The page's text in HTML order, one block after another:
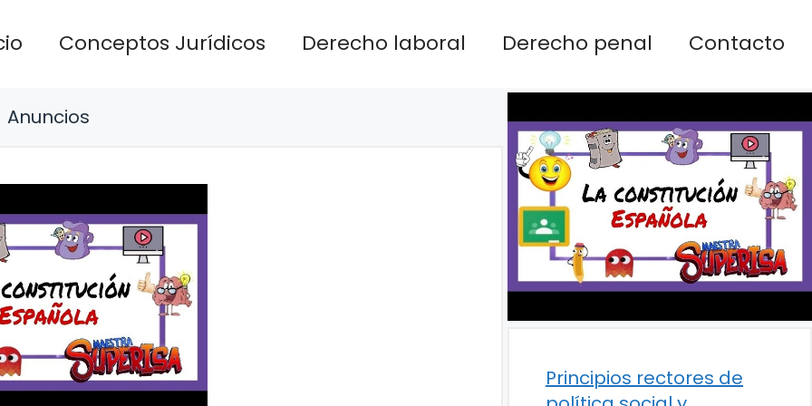
Conceptos Jurídicos Derecho laboral Derecho penal Contacto
Anuncios
Principios rectores de